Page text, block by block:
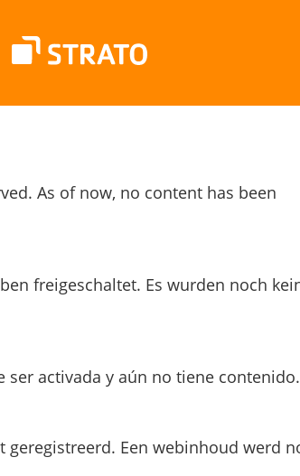
As of now, no content has been
freigeschaltet. Es wurden noch
ser activada y aún no tiene contenido.
geregistreerd. Een webinhoud werd